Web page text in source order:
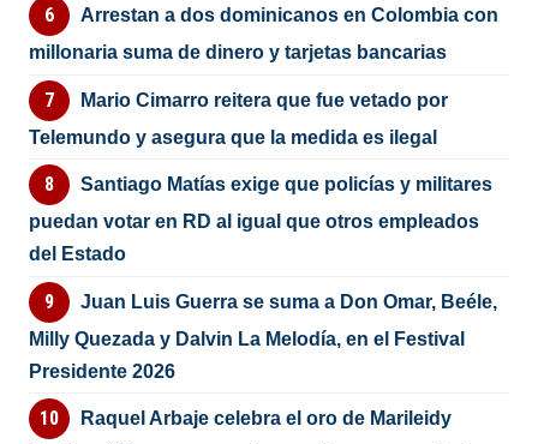
Arrestan a dos dominicanos en Colombia con
millonaria suma de dinero y tarjetas bancarias
Mario Cimarro reitera que fue vetado por
Telemundo y asegura que la medida es ilegal
Santiago Matías exige que policías y militares
puedan votar en RD al igual que otros empleados
del Estado
Juan Luis Guerra se suma a Don Omar, Beéle,
Milly Quezada y Dalvin La Melodía, en el Festival
Presidente 2026
Raquel Arbaje celebra el oro de Marileidy